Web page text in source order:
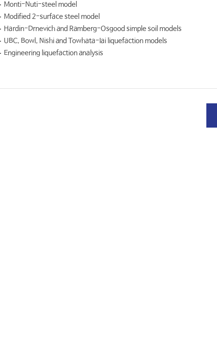
Monti-Nuti-steel model
Modified 2-surface steel model
Hardin-Drnevich and Ramberg-Osgood simple soil models
UBC, Bowl, Nishi and Towhata-Iai liquefaction models
Engineering liquefaction analysis